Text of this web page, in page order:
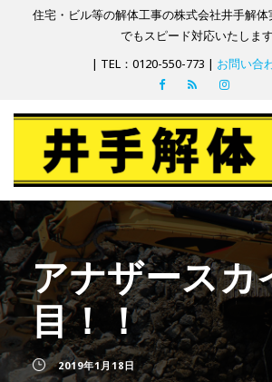
住宅・ビル等の解体工事の株式会社井手解
でもスピード対応いたしま
| TEL：0120-550-773 | お問い合
アナザースカ
目！！
2019年1月18日